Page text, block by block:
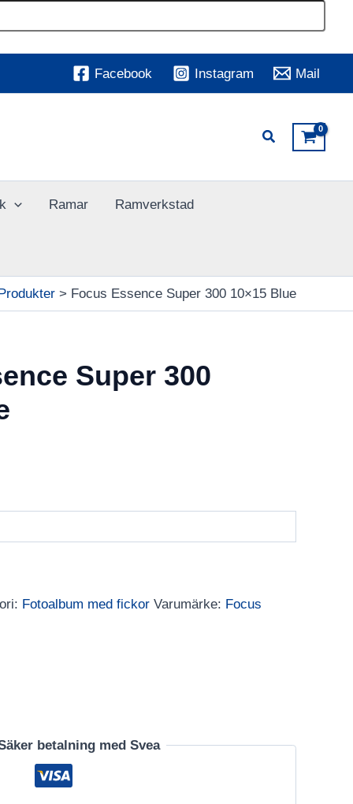
Facebook Instagram Mail
Ramar Ramverkstad
Focus Essence Super 300 10×15 Blue
Super 300
Fotoalbum med fickor Varumärke: Focus
betalning med Svea